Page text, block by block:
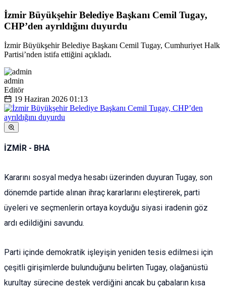
İzmir Büyükşehir Belediye Başkanı Cemil Tugay,
CHP’den ayrıldığını duyurdu
İzmir Büyükşehir Belediye Başkanı Cemil Tugay, Cumhuriyet Halk
Partisi’nden istifa ettiğini açıkladı.
admin
Editör
19 Haziran 2026 01:13
İZMİR - BHA
Kararını sosyal medya hesabı üzerinden duyuran Tugay, son
dönemde partide alınan ihraç kararlarını eleştirerek, parti
üyeleri ve seçmenlerin ortaya koyduğu siyasi iradenin göz
ardı edildiğini savundu.
Parti içinde demokratik işleyişin yeniden tesis edilmesi için
çeşitli girişimlerde bulunduğunu belirten Tugay, olağanüstü
kurultay sürecine destek verdiğini ancak bu çabaların kısa